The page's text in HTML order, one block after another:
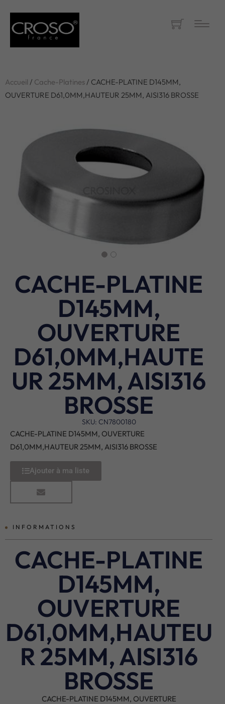
Accueil / Cache-Platines/ CACHE-PLATINE D145MM,
OUVERTURE D61,0MM,HAUTEUR 25MM, AISI316 BROSSE
CACHE-PLATINE
D145MM,
OUVERTURE
D61,0MM,HAUTE
UR 25MM, AISI316
BROSSE
SKU: CN7800180
CACHE-PLATINE D145MM, OUVERTURE
D61,0MM,HAUTEUR 25MM, AISI316 BROSSE
Ajouter à ma liste
INFORMATIONS
CACHE-PLATINE
D145MM,
OUVERTURE
D61,0MM,HAUTEU
R 25MM, AISI316
BROSSE
CACHE-PLATINE D145MM, OUVERTURE